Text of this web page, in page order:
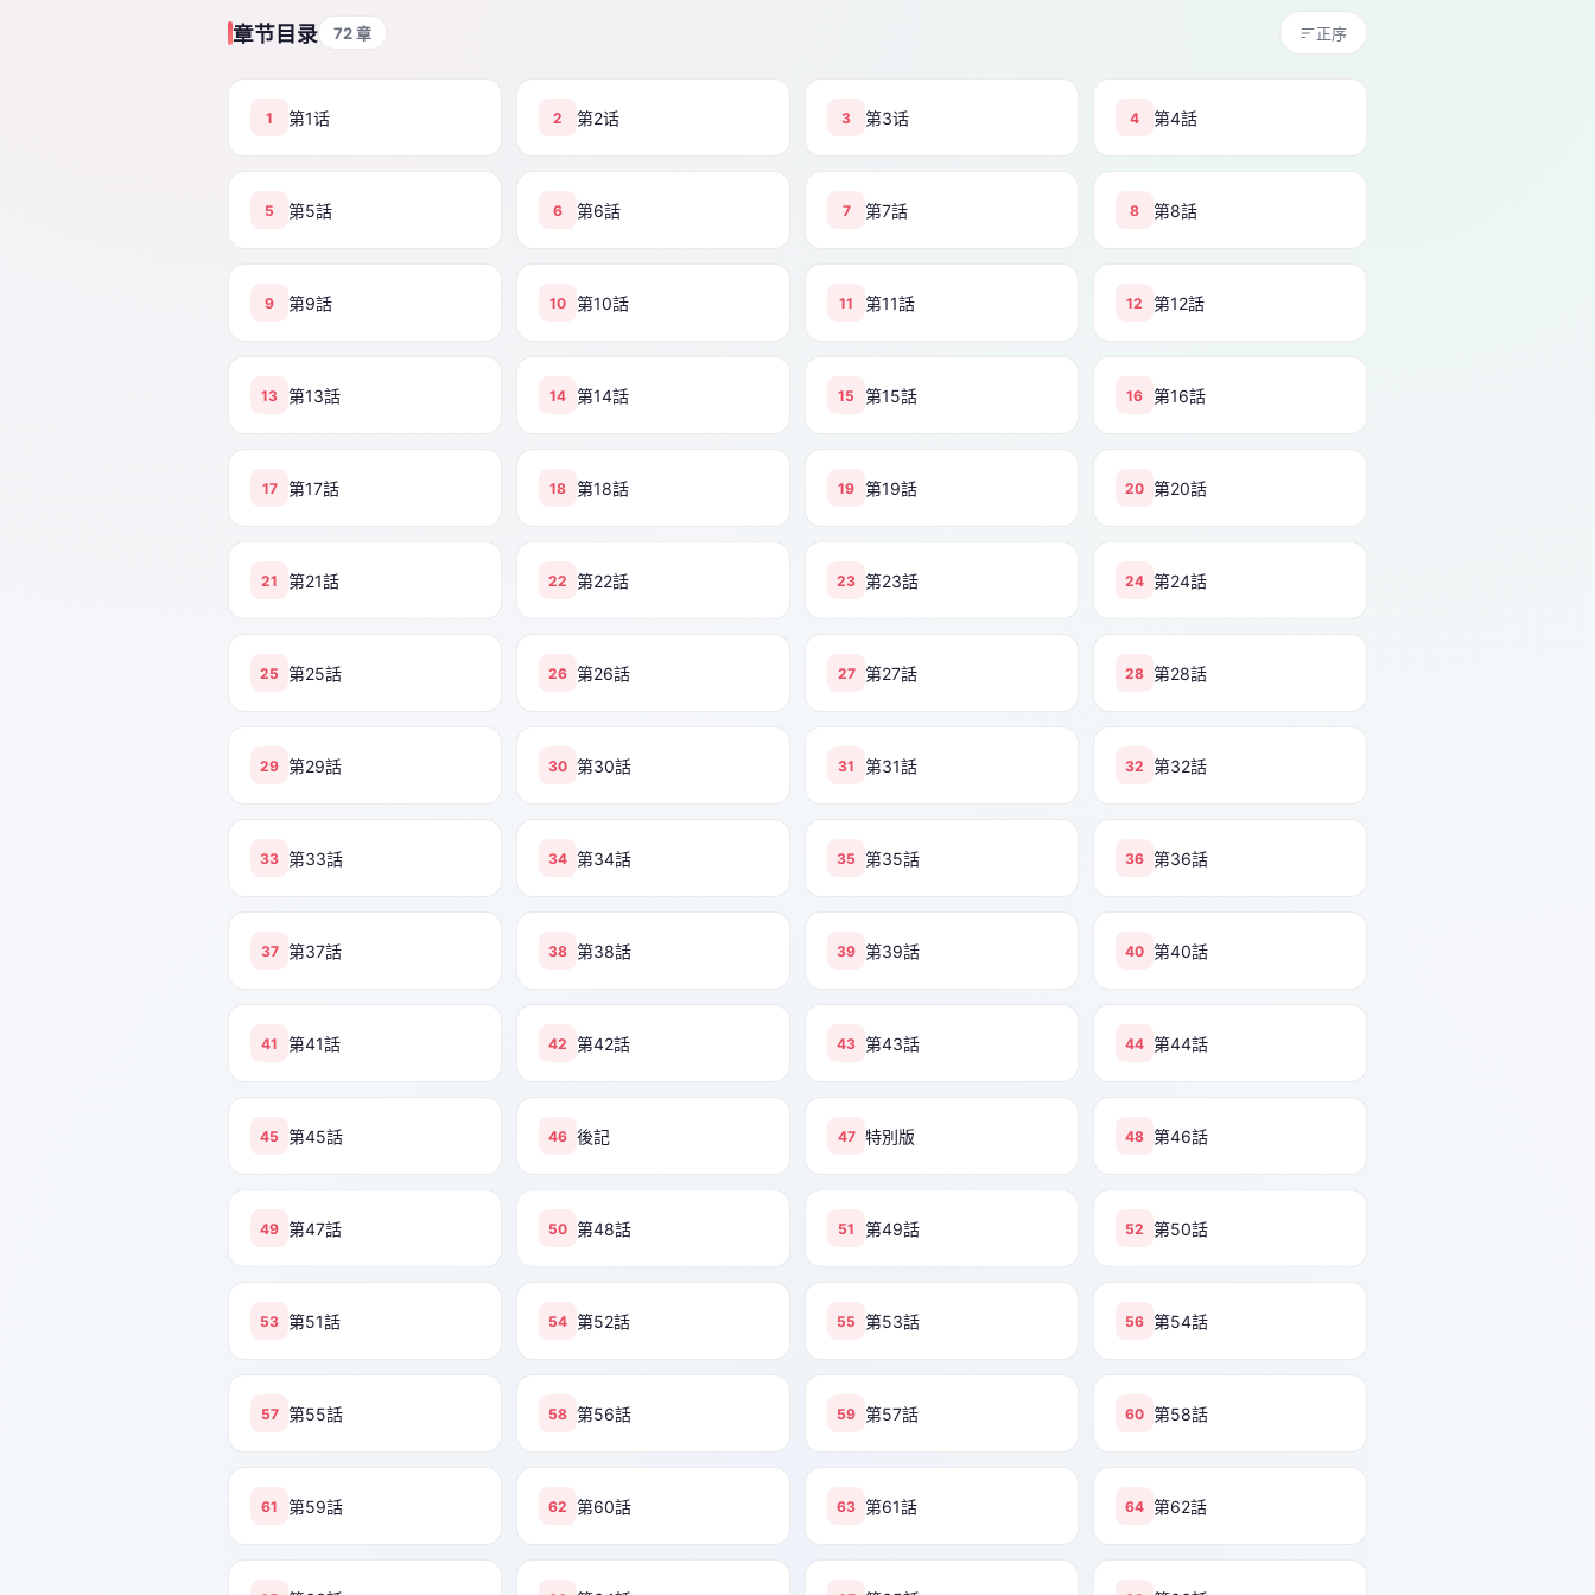
章节目录 72 章 正序
1 第1话 2 第2话 3 第3话 4 第4話
5 第5話 6 第6話 7 第7話 8 第8話
9 第9話 10 第10話 11 第11話 12 第12話
13 第13話 14 第14話 15 第15話 16 第16話
17 第17話 18 第18話 19 第19話 20 第20話
21 第21話 22 第22話 23 第23話 24 第24話
25 第25話 26 第26話 27 第27話 28 第28話
29 第29話 30 第30話 31 第31話 32 第32話
33 第33話 34 第34話 35 第35話 36 第36話
37 第37話 38 第38話 39 第39話 40 第40話
41 第41話 42 第42話 43 第43話 44 第44話
45 第45話 46 後記 47 特別版 48 第46話
49 第47話 50 第48話 51 第49話 52 第50話
53 第51話 54 第52話 55 第53話 56 第54話
57 第55話 58 第56話 59 第57話 60 第58話
61 第59話 62 第60話 63 第61話 64 第62話